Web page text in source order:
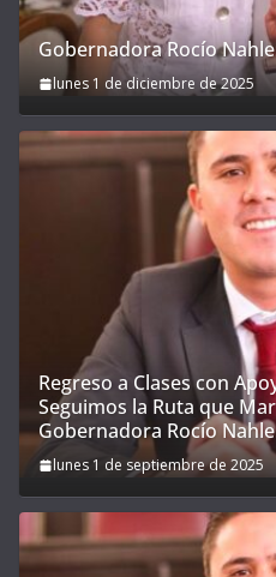
Gobernadora Rocío
lunes 1 de diciembre de 2025
Regreso a Clases con
Seguimos la Ruta que
Gobernadora Rocío
lunes 1 de septiembre de 2025